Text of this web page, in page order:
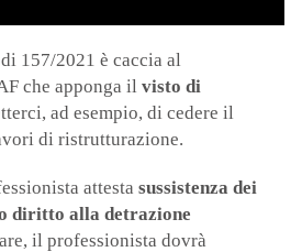
157/2021 è caccia al
che apponga il visto di
ad esempio, di cedere il
di ristrutturazione.
attesta sussistenza dei
diritto alla detrazione
il professionista dovrà